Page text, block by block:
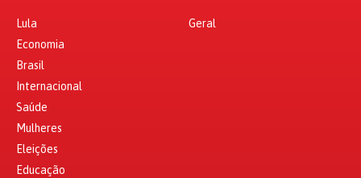
Lula
Economia
Brasil
Internacional
Saúde
Mulheres
Eleições
Educação
Geral